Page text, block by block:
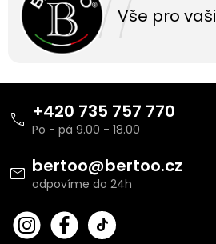
Vše pro
bertoo@bertoo.cz
+420 735 757 770
bert
oo_
Fac
ebo